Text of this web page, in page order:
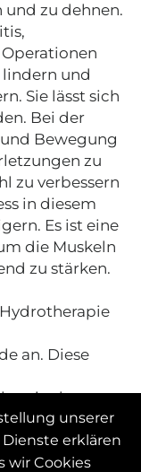
und zu dehnen.
lindern und
Sie lässt sich
Bei der
Bewegung
zu
zu verbessern
in diesem
Es ist eine
die Muskeln
zu stärken.
an. Diese
in der
unserer
erklären
wir Cookies